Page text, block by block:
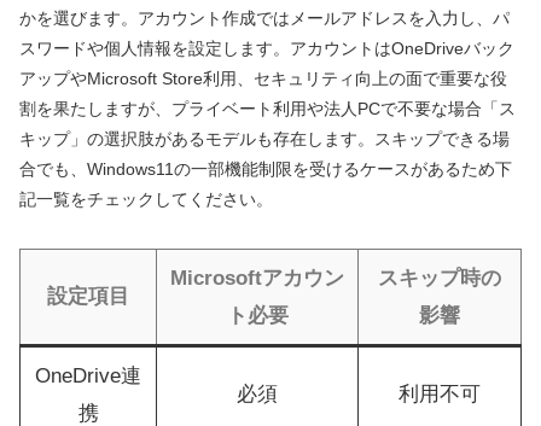
かを選びます。アカウント作成ではメールアドレスを入力し、パ
スワードや個人情報を設定します。アカウントはOneDriveバック
アップやMicrosoft Store利用、セキュリティ向上の面で重要な役
割を果たしますが、プライベート利用や法人PCで不要な場合「ス
キップ」の選択肢があるモデルも存在します。スキップできる場
合でも、Windows11の一部機能制限を受けるケースがあるため下
記一覧をチェックしてください。
設定項目
Microsoftアカウン
ト必要
スキップ時の
影響
OneDrive連
携
必須 利用不可